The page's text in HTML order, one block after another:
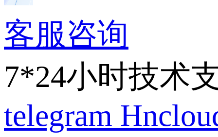
客服咨询
7*24小时技术
telegram